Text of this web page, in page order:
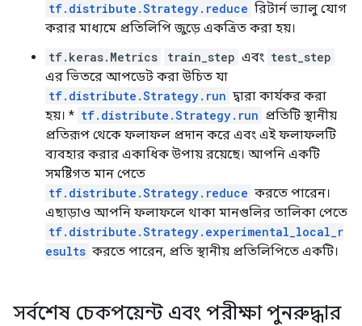
tf.distribute.Strategy.reduce রিটার্ন ভ্যালু যোগ
করার মাধ্যমে প্রতিলিপি জুড়ে একত্রিত করা হয়।
tf.keras.Metrics
train_step এবং test_step
এর ভিতরে আপডেট করা উচিত যা
tf.distribute.Strategy.run দ্বারা কার্যকর করা
হয়। * tf.distribute.Strategy.run প্রতিটি স্থানীয়
প্রতিরূপ থেকে ফলাফল প্রদান করে এবং এই ফলাফলটি
ব্যবহার করার একাধিক উপায় রয়েছে। আপনি একটি
সমষ্টিগত মান পেতে
tf.distribute.Strategy.reduce করতে পারেন।
এছাড়াও আপনি ফলাফলে থাকা মানগুলির তালিকা পেতে
tf.distribute.Strategy.experimental_local_r
esults করতে পারেন, প্রতি স্থানীয় প্রতিলিপিতে একটি।
সর্বশেষ চেকপয়েন্ট এবং পরীক্ষা পুনরুদ্ধার